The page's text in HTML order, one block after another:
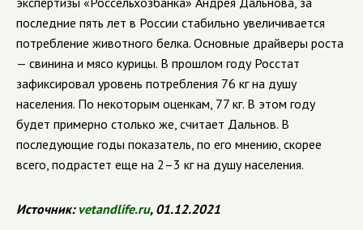
последние пять лет в России стабильно увеличивается
потребление животного белка. Основные драйверы роста
— свинина и мясо курицы. В прошлом году Росстат
зафиксировал уровень потребления 76 кг на душу
населения. По некоторым оценкам, 77 кг. В этом году
будет примерно столько же, считает Дальнов. В
последующие годы показатель, по его мнению, скорее
всего, подрастет еще на 2–3 кг на душу населения.
Источник:vetandlife.ru, 01.12.2021